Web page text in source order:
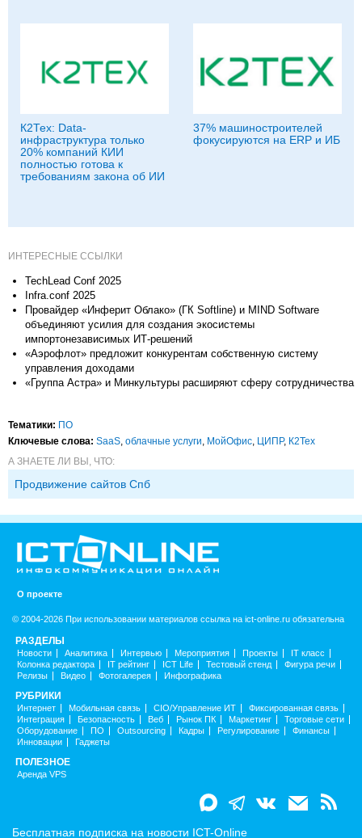
К2Тех: Data-
инфраструктура только
20% компаний КИИ
полностью готова к
требованиям закона об ИИ
37% машиностроителей
фокусируются на ERP и ИБ
ИНТЕРЕСНЫЕ ССЫЛКИ
TechLead Conf 2025
Infra.conf 2025
Провайдер «Инферит Облако» (ГК Softline) и MIND Software
объединяют усилия для создания экосистемы
импортонезависимых ИТ-решений
«Аэрофлот» предложит конкурентам собственную систему
управления доходами
«Группа Астра» и Минкультуры расширяют сферу сотрудничества
Тематики: ПО
Ключевые слова: SaaS, облачные услуги, МойОфис, ЦИПР, К2Тех
А ЗНАЕТЕ ЛИ ВЫ, ЧТО:
Продвижение сайтов Спб
О проекте
© 2004-2026 При использовании материалов ссылка на ict-online.ru обязательна
РАЗДЕЛЫ
Новости Аналитика Интервью Мероприятия Проекты
IT класс
Колонка редактора
IT рейтинг ICT Life Тестовый стенд
Фигура речи
Релизы
Видео Фотогалерея Инфографика
РУБРИКИ
Интернет Мобильная связь CIO/Управление ИТ
Фиксированная связь
Интеграция
Безопасность Веб Рынок ПК Маркетинг
Торговые сети
Оборудование
ПО Outsourcing Кадры Регулирование
Финансы
Инновации
Гаджеты
ПОЛЕЗНОЕ
Аренда VPS
Бесплатная подписка на новости ICT-Online